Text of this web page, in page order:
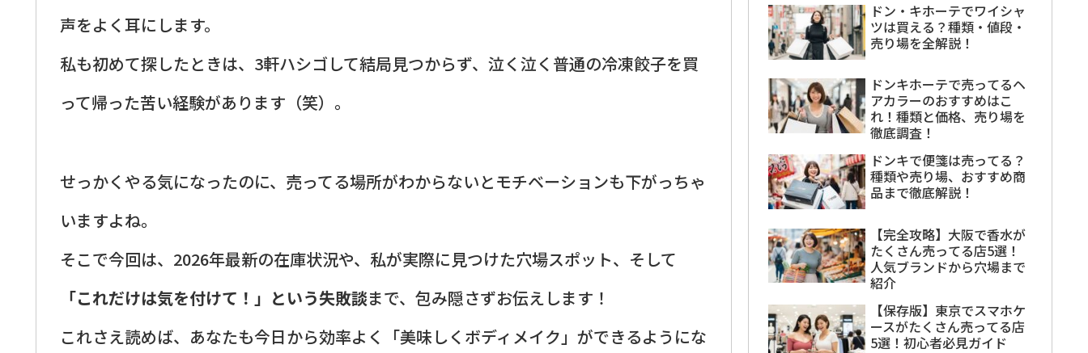
声をよく耳にします。
私も初めて探したときは、3軒ハシゴして結局見つからず、泣く泣く普通の冷凍餃子を買
って帰った苦い経験があります（笑）。
せっかくやる気になったのに、売ってる場所がわからないとモチベーションも下がっちゃ
いますよね。
そこで今回は、2026年最新の在庫状況や、私が実際に見つけた穴場スポット、そして
「これだけは気を付けて！」という失敗談まで、包み隠さずお伝えします！
これさえ読めば、あなたも今日から効率よく「美味しくボディメイク」ができるようにな
ドン・キホーテでワイシャ
ツは買える？種類・値段・
売り場を全解説！
ドンキホーテで売ってるヘ
アカラーのおすすめはこ
れ！種類と価格、売り場を
徹底調査！
ドンキで便箋は売ってる？
種類や売り場、おすすめ商
品まで徹底解説！
【完全攻略】大阪で香水が
たくさん売ってる店5選！
人気ブランドから穴場まで
紹介
【保存版】東京でスマホケ
ースがたくさん売ってる店
5選！初心者必見ガイド